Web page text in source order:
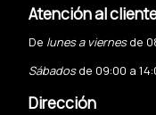
Atención al
De lunes a viernesde
Sábadosde 09:00 a
Dirección